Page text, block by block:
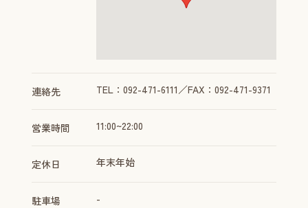
連絡先 TEL：092-471-6111／FAX：092-471-9371
営業時間 11:00~22:00
定休日 年末年始
駐車場 -